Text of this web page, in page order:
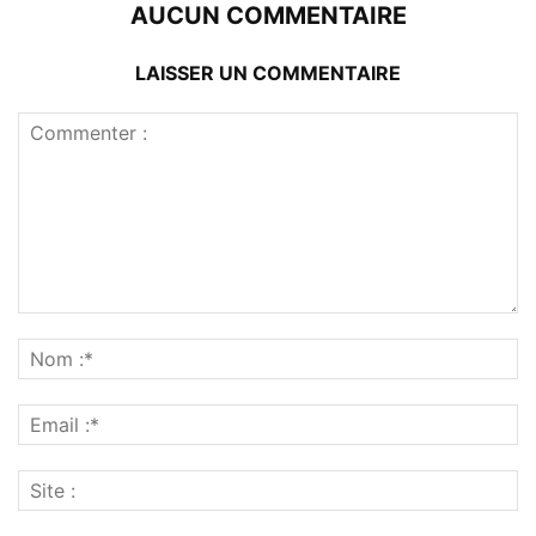
AUCUN COMMENTAIRE
LAISSER UN COMMENTAIRE